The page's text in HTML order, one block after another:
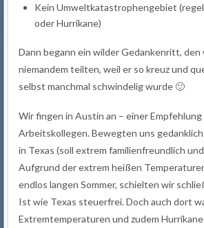
Kein Umweltkatastrophengebiet
oder Hurrikane)
Dann begann ein wilder Gedankenritt,
niemandem teilten, weil er so kreuz und
selbst manchmal schwindelig wurde 🙂
Wir fingen in Austin an – einer Empfehlung
Arbeitskollegen. Bewegten uns
in Texas (soll extrem familienfreundlich
Aufgrund der extrem heißen
endlos langen Sommer, schielten wir
Ist wie Texas steuerfrei. Doch auch dort
Extremtemperaturen und zudem